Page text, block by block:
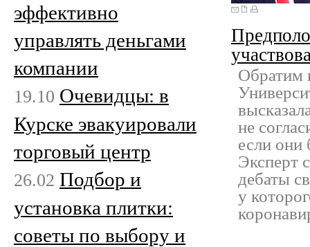
Обратим
не
если они
Эксперт
дебаты
у
эффективно
управлять деньгами
компании
19.10 Очевидцы: в
Курске эвакуировали
торговый центр
26.02 Подбор и
установка плитки:
советы по выбору и